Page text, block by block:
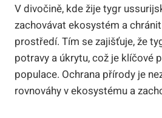
V divočině, kde žije tygr
zachovávat ekosystém a
prostředí. Tím se zajišťuje, že
potravy a úkrytu, což je klíčové
populace. Ochrana přírody je
rovnováhy v ekosystému a